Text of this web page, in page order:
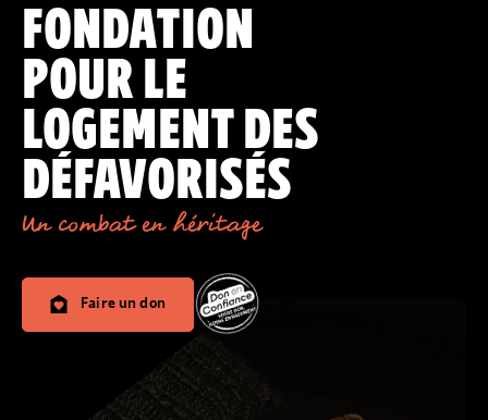
FONDATION
POUR LE
LOGEMENT DES
DÉFAVORISÉS
Un combat en héritage
Faire un don